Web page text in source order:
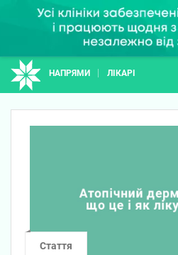
НАПРЯМИ ЛІКАРІ
Стаття